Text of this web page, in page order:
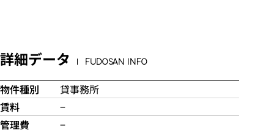
詳細データ FUDOSAN INFO
物件種別
貸事務所
賃料
−
管理費
−